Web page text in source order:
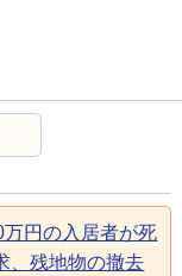
円の入居者が死
、残地物の撤去